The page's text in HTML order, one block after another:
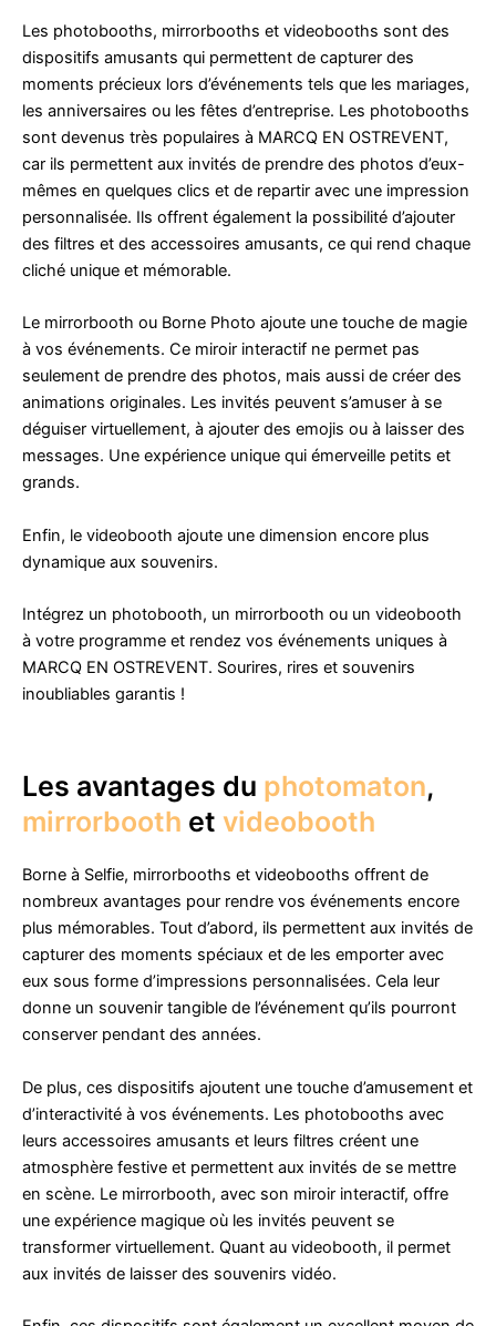
Les photobooths, mirrorbooths et videobooths sont des
dispositifs amusants qui permettent de capturer des
moments précieux lors d’événements tels que les mariages,
les anniversaires ou les fêtes d’entreprise. Les photobooths
sont devenus très populaires à MARCQ EN OSTREVENT,
car ils permettent aux invités de prendre des photos d’eux-
mêmes en quelques clics et de repartir avec une impression
personnalisée. Ils offrent également la possibilité d’ajouter
des filtres et des accessoires amusants, ce qui rend chaque
cliché unique et mémorable.
Le mirrorbooth ou Borne Photo ajoute une touche de magie
à vos événements. Ce miroir interactif ne permet pas
seulement de prendre des photos, mais aussi de créer des
animations originales. Les invités peuvent s’amuser à se
déguiser virtuellement, à ajouter des emojis ou à laisser des
messages. Une expérience unique qui émerveille petits et
grands.
Enfin, le videobooth ajoute une dimension encore plus
dynamique aux souvenirs.
Intégrez un photobooth, un mirrorbooth ou un videobooth
à votre programme et rendez vos événements uniques à
MARCQ EN OSTREVENT. Sourires, rires et souvenirs
inoubliables garantis !
Les avantages du photomaton,
mirrorbooth et videobooth
Borne à Selfie, mirrorbooths et videobooths offrent de
nombreux avantages pour rendre vos événements encore
plus mémorables. Tout d’abord, ils permettent aux invités de
capturer des moments spéciaux et de les emporter avec
eux sous forme d’impressions personnalisées. Cela leur
donne un souvenir tangible de l’événement qu’ils pourront
conserver pendant des années.
De plus, ces dispositifs ajoutent une touche d’amusement et
d’interactivité à vos événements. Les photobooths avec
leurs accessoires amusants et leurs filtres créent une
atmosphère festive et permettent aux invités de se mettre
en scène. Le mirrorbooth, avec son miroir interactif, offre
une expérience magique où les invités peuvent se
transformer virtuellement. Quant au videobooth, il permet
aux invités de laisser des souvenirs vidéo.